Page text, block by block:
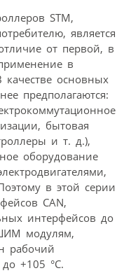
STM,
является
от первой, в
в
основных
предполагаются:
бытовая
и т. д.),
оборудование
в этой серии
CAN,
интерфейсов до
модулям,
рабочий
+105 °С.